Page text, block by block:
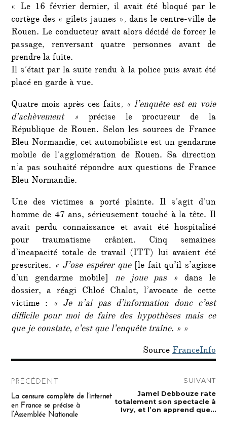
« Le 16 février dernier, il avait été bloqué par le
cortège des « gilets jaunes », dans le centre-ville de
Rouen. Le conducteur avait alors décidé de forcer le
passage, renversant quatre personnes avant de
prendre la fuite.
Il s’était par la suite rendu à la police puis avait été
placé en garde à vue.
Quatre mois après ces faits, « l’enquête est en voie
d’achèvement » précise le procureur de la
République de Rouen. Selon les sources de France
Bleu Normandie, cet automobiliste est un gendarme
mobile de l’agglomération de Rouen. Sa direction
n’a pas souhaité répondre aux questions de France
Bleu Normandie.
Une des victimes a porté plainte. Il s’agit d’un
homme de 47 ans, sérieusement touché à la tête. Il
avait perdu connaissance et avait été hospitalisé
pour traumatisme crânien. Cinq semaines
d’incapacité totale de travail (ITT) lui avaient été
prescrites. « J’ose espérer que[le fait qu’il s’agisse
d’un gendarme mobile] ne joue pas » dans le
dossier, a réagi Chloé Chalot, l’avocate de cette
victime : « Je n’ai pas d’information donc c’est
difficile pour moi de faire des hypothèses mais ce
que je constate, c’est que l’enquête traîne. » »
SourceFranceInfo
de
l’article
PRÉCÉDENT
Publication
précédente :
La censure complète de l’internet
en France se précise à
l’Assemblée Nationale
SUIVANT
Publication
suivante :
Jamel Debbouze rate
totalement son spectacle à
Ivry, et l’on apprend que…